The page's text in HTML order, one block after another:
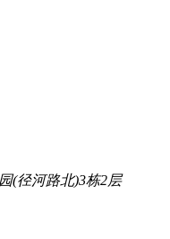
(径河路北)3栋2层